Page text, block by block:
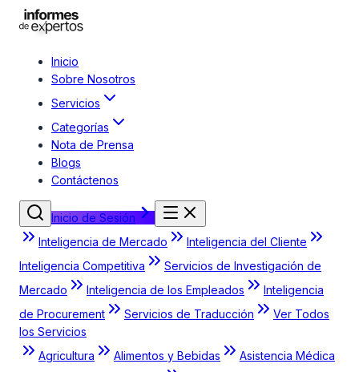
Inicio
Sobre Nosotros
Servicios
Categorías
Nota de Prensa
Blogs
Contáctenos
Inicio de Sesión
Inteligencia de Mercado
Inteligencia del Cliente
Inteligencia Competitiva
Servicios de Investigación de
Mercado
Inteligencia de los Empleados
Inteligencia
de Procurement
Servicios de Traducción
Ver Todos
los Servicios
Agricultura
Alimentos y Bebidas
Asistencia Médica